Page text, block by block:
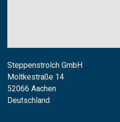
Steppenstrolch GmbH
Moltkestraße 14
52066 Aachen
Deutschland